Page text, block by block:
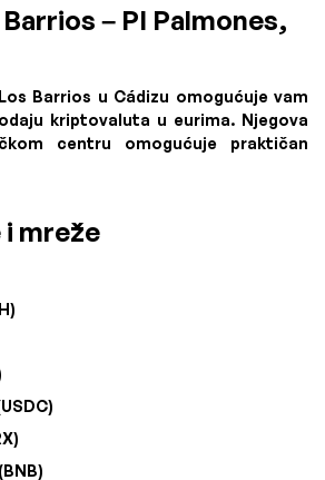
– PI Palmones,
Barrios u Cádizu omogućuje vam
kriptovaluta u eurima. Njegova
centru omogućuje praktičan
mreže